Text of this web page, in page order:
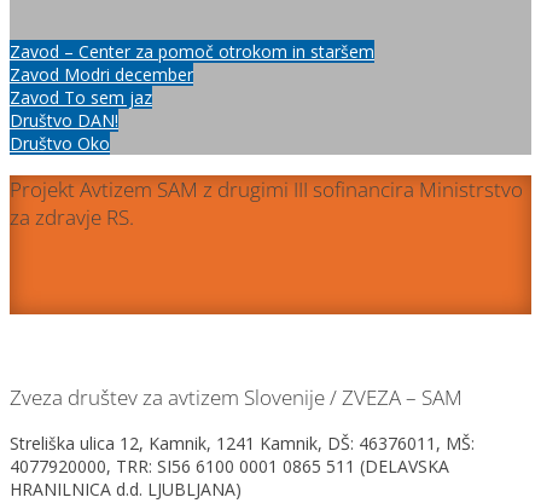
Zavod – Center za pomoč otrokom in staršem
Zavod Modri december
Zavod To sem jaz
Društvo DAN!
Društvo Oko
Projekt Avtizem SAM z drugimi III sofinancira Ministrstvo
za zdravje RS.
Zveza društev za avtizem Slovenije / ZVEZA – SAM
Streliška ulica 12, Kamnik, 1241 Kamnik, DŠ: 46376011, MŠ:
4077920000, TRR: SI56 6100 0001 0865 511 (DELAVSKA
HRANILNICA d.d. LJUBLJANA)